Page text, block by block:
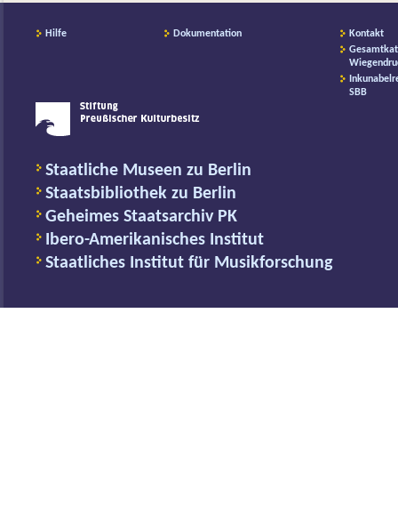
Hilfe Dokumentation
Kontakt
SBB
Staatliche Museen zu Berlin
Staatsbibliothek zu Berlin
Geheimes Staatsarchiv PK
Ibero-Amerikanisches Institut
Staatliches Institut für Musikforschung